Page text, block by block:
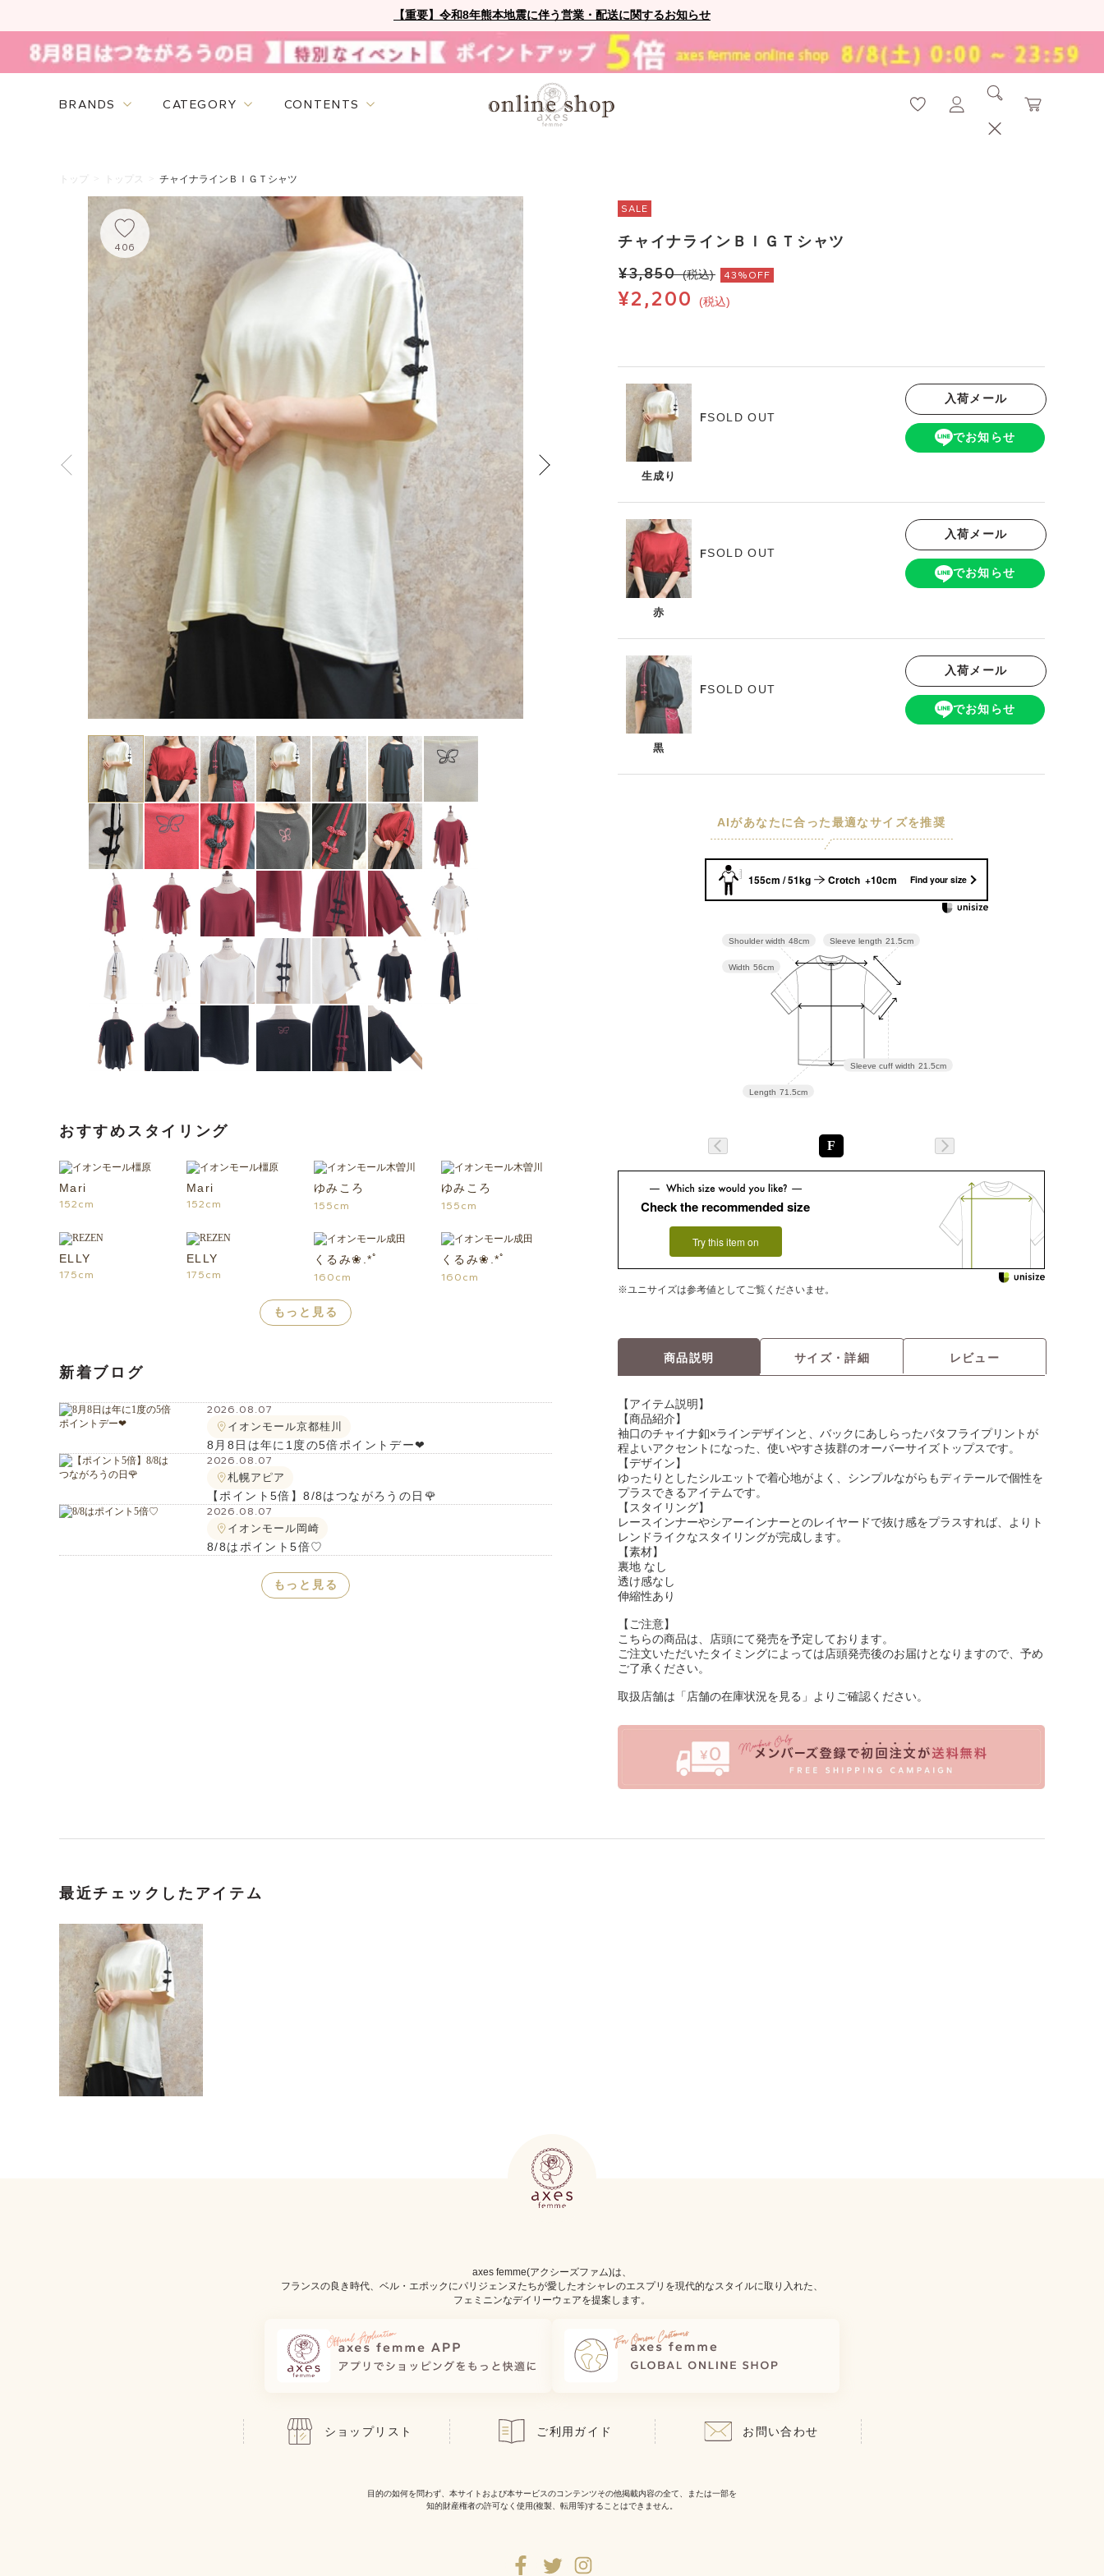
【重要】令和8年熊本地震に伴う営業・配送に関するお知らせ
BRANDS CATEGORY CONTENTS
トップ > トップス > チャイナラインＢＩＧＴシャツ
406
おすすめスタイリング
Mari
152cm
Mari
152cm
ゆみころ
155cm
ゆみころ
155cm
ELLY
175cm
ELLY
175cm
くるみ❀.*ﾟ
160cm
くるみ❀.*ﾟ
160cm
もっと見る
新着ブログ
2026.08.07
イオンモール京都桂川
8月8日は年に1度の5倍ポイントデー❤︎
2026.08.07
札幌アピア
【ポイント5倍】8/8はつながろうの日🌹
2026.08.07
イオンモール岡崎
8/8はポイント5倍♡
もっと見る
SALE
チャイナラインＢＩＧＴシャツ
¥3,850 (税込) 43%OFF
¥2,200 (税込)
生成り
FSOLD OUT
入荷メール
でお知らせ
赤
FSOLD OUT
入荷メール
でお知らせ
黒
FSOLD OUT
入荷メール
でお知らせ
AIがあなたに合った最適なサイズを推奨
155cm / 51kg Crotch +10cm Find your size
Sleeve cuff width 21.5cm
Sleeve length 21.5cm
Length 71.5cm
Width 56cm
Shoulder width 48cm
F
Check the recommended size
Try this item on
※ユニサイズは参考値としてご覧くださいませ。
商品説明 サイズ・詳細 レビュー
【アイテム説明】
【商品紹介】
袖口のチャイナ釦×ラインデザインと、バックにあしらったバタフライプリントが
程よいアクセントになった、使いやすさ抜群のオーバーサイズトップスです。
【デザイン】
ゆったりとしたシルエットで着心地がよく、シンプルながらもディテールで個性を
プラスできるアイテムです。
【スタイリング】
レースインナーやシアーインナーとのレイヤードで抜け感をプラスすれば、よりト
レンドライクなスタイリングが完成します。
【素材】
裏地 なし
透け感なし
伸縮性あり
【ご注意】
こちらの商品は、店頭にて発売を予定しております。
ご注文いただいたタイミングによっては店頭発売後のお届けとなりますので、予め
ご了承ください。
取扱店舗は「店舗の在庫状況を見る」よりご確認ください。
最近チェックしたアイテム
axes femme(アクシーズファム)は、
フランスの良き時代、ベル・エポックにパリジェンヌたちが愛したオシャレのエスプリを現代的なスタイルに取り入れた、
フェミニンなデイリーウェアを提案します。
ショップリスト ご利用ガイド お問い合わせ
目的の如何を問わず、本サイトおよび本サービスのコンテンツその他掲載内容の全て、または一部を
知的財産権者の許可なく使用(複製、転用等)することはできません。